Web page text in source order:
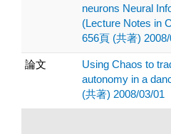
neurons Neural
(Lecture Notes in
656頁 (共著)
論文
Using Chaos to
autonomy in a
(共著) 2008/03/01